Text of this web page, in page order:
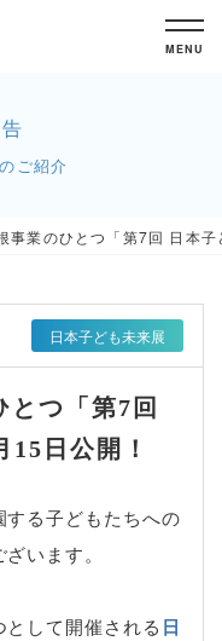
MENU
ご紹介
事業のひとつ「第7回 日本
日本子ども未来展
とつ「第7回
15日公開！
る子どもたちへの
います。
として開催される 日